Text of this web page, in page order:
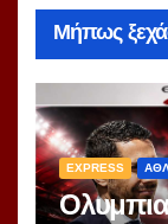
Μήπως
EXPRESS